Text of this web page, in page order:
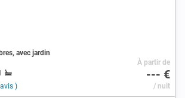
avec jardin
)
À partir de
--- €
/ nuit